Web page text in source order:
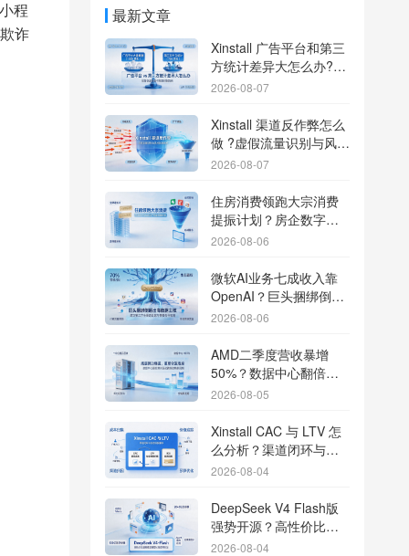
程
诈
最新文章
Xinstall 广告平台和第三
方统计差异大怎么办?数
据误差排查指南
2026-08-07
Xinstall 渠道反作弊怎么
做 ?虚假流量识别与风控
防刷解析
2026-08-07
住房消费领跑大宗消费
提振计划？房企数字化
转型加速线下场景智能
2026-08-06
微软AI业务七成收入靠
OpenAI？巨头捆绑倒逼
出海App独立追踪全渠道
2026-08-06
AMD二季度营收暴增
50%？数据中心翻倍增
长驱动跨端分发新底座
2026-08-05
Xinstall CAC 与 LTV 怎
么分析？渠道闭环与投
放回报解析
2026-08-04
DeepSeek V4 Flash版
强势开源？高性价比基
座模型重塑长尾应用全
2026-08-04